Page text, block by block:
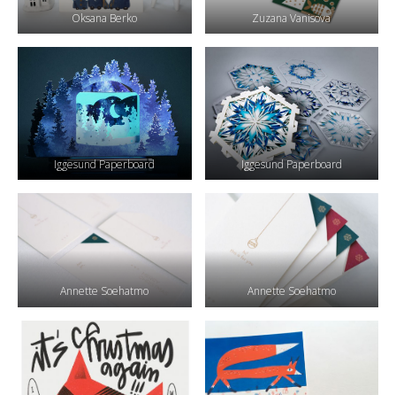
Oksana Berko Zuzana Vanisova
Iggesund Paperboard Iggesund Paperboard
Annette Soehatmo Annette Soehatmo